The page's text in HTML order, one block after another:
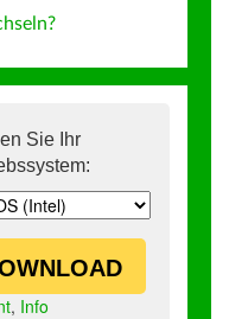
Sie Ihr
, Info